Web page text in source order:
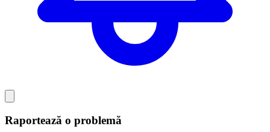
Raportează o problemă